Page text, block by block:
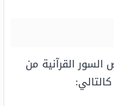
القرآنية من